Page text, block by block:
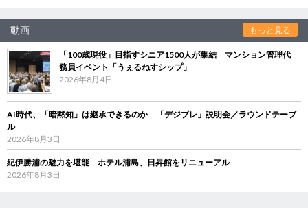
動画 もっと見る
「100歳現役」目指すシニア1500人が集結 マンション管理代
務員イベント「うぇるねすシップ」
2026年8月4日
AI時代、「暗黙知」は継承できるのか 「デジブレ」説明会／ラウンドテーブ
ル
2026年8月3日
紀伊勝浦の魅力を堪能 ホテル浦島、日昇館をリニューアル
2026年8月3日